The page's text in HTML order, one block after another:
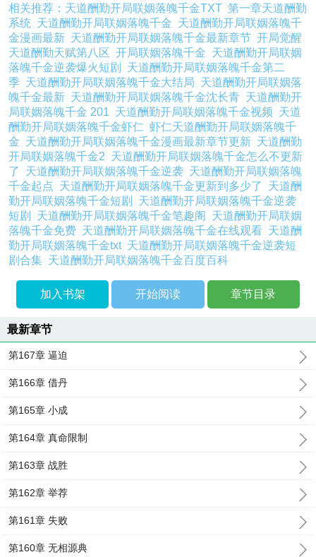
相关推荐： 天道酬勤开局联姻落魄千金TXT第一章天道酬勤
系统 天道酬勤开局联姻落魄千金 天道酬勤开局联姻落魄千
金漫画最新 天道酬勤开局联姻落魄千金最新章节开局觉醒
天道酬勤天赋第八区开局联姻落魄千金 天道酬勤开局联姻
落魄千金逆袭爆火短剧 天道酬勤开局联姻落魄千金第二
季 天道酬勤开局联姻落魄千金大结局 天道酬勤开局联姻落
魄千金最新 天道酬勤开局联姻落魄千金沈长青 天道酬勤开
局联姻落魄千金 201 天道酬勤开局联姻落魄千金视频 天道
酬勤开局联姻落魄千金虾仁虾仁天道酬勤开局联姻落魄千
金 天道酬勤开局联姻落魄千金漫画最新章节更新 天道酬勤
开局联姻落魄千金2 天道酬勤开局联姻落魄千金怎么不更新
了 天道酬勤开局联姻落魄千金逆袭 天道酬勤开局联姻落魄
千金起点 天道酬勤开局联姻落魄千金更新到多少了 天道酬
勤开局联姻落魄千金短剧 天道酬勤开局联姻落魄千金逆袭
短剧 天道酬勤开局联姻落魄千金笔趣阁 天道酬勤开局联姻
落魄千金免费 天道酬勤开局联姻落魄千金在线观看 天道酬
勤开局联姻落魄千金txt 天道酬勤开局联姻落魄千金逆袭短
剧合集 天道酬勤开局联姻落魄千金百度百科
加入书架 开始阅读 章节目录
最新章节
第167章 逼迫
第166章 借丹
第165章 小成
第164章 真命限制
第163章 战胜
第162章 举荐
第161章 失败
第160章 无相源典